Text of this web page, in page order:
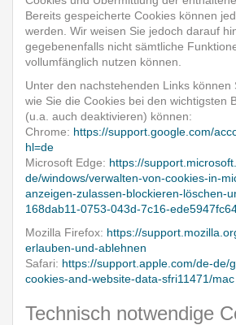
Bereits gespeicherte Cookies können
werden. Wir weisen Sie jedoch darauf
gegebenenfalls nicht sämtliche
vollumfänglich nutzen können.
Unter den nachstehenden Links können
wie Sie die Cookies bei den wichtigsten
(u.a. auch deaktivieren) können:
Chrome: https://support.google.com/
hl=de
Microsoft Edge: https://
de/windows/verwalten-von-cookies-in-
anzeigen-zulassen-blockieren-löschen-
168dab11-0753-043d-7c16-
Mozilla Firefox: https://
erlauben-und-ablehnen
Safari: https://support.apple.com/de-de/
cookies-and-website-data-sfri11471/mac
Technisch notwendige